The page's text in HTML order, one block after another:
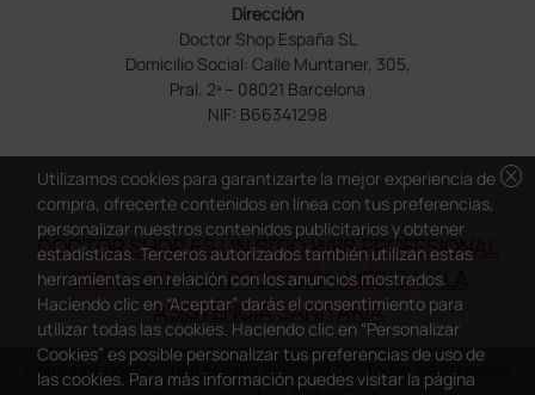
Dirección
Doctor Shop España SL
Domicilio Social: Calle Muntaner, 305,
Pral. 2ª – 08021 Barcelona
NIF: B66341298
DOCTOR SHOP ES UN SITIO WEB PROFESIONAL
DEDICADO A LA PROFESIÓN MÉDICA Y LA
ASISTENCIA SANITARIA
Copyright Doctor Shop España 2005-2026 - Todos los derechos
cancel
Utilizamos cookies para garantizarte la mejor experiencia de
compra, ofrecerte contenidos en línea con tus preferencias,
personalizar nuestros contenidos publicitarios y obtener
estadísticas. Terceros autorizados también utilizan estas
herramientas en relación con los anuncios mostrados.
Haciendo clic en “Aceptar” darás el consentimiento para
utilizar todas las cookies. Haciendo clic en “Personalizar
Cookies” es posible personalizar tus preferencias de uso de
las cookies. Para más información puedes visitar la página